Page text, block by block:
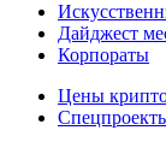
Дайджест
Корпораты
Цены